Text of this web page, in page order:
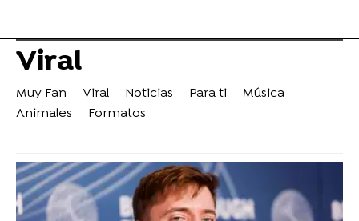
Viral
Muy Fan Viral Noticias Para ti
Música
Animales
Formatos